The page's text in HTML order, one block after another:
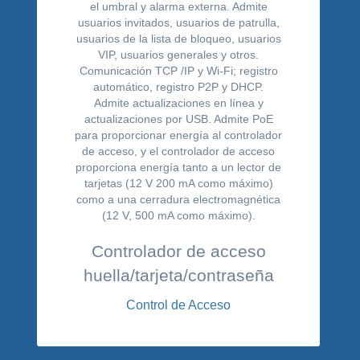
Controlador de acceso
huella/tarjeta/contraseña
Control de Acceso